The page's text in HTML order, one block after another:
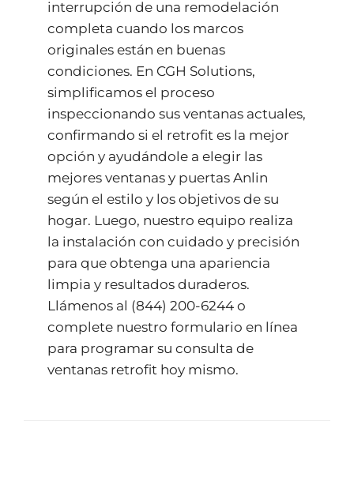
interrupción de una remodelación
completa cuando los marcos
originales están en buenas
condiciones. En CGH Solutions,
simplificamos el proceso
inspeccionando sus ventanas actuales,
confirmando si el retrofit es la mejor
opción y ayudándole a elegir las
mejores ventanas y puertas Anlin
según el estilo y los objetivos de su
hogar. Luego, nuestro equipo realiza
la instalación con cuidado y precisión
para que obtenga una apariencia
limpia y resultados duraderos.
Llámenos al (844) 200-6244o
complete nuestro formulario en línea
para programar su consulta de
ventanas retrofit hoy mismo.